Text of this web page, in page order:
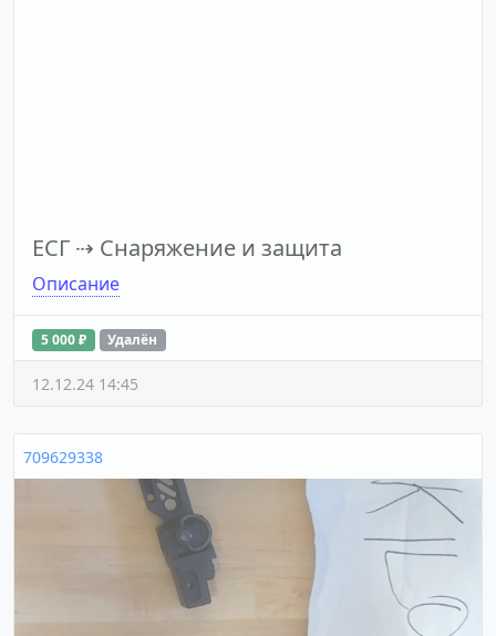
ЕСГ ⇢ Снаряжение и защита
Описание
5 000 ₽ Удалён
12.12.24 14:45
709629338